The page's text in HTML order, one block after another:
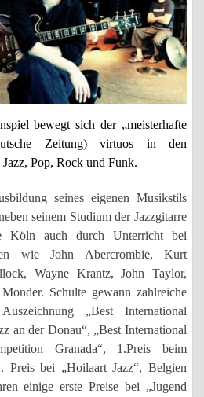
bewegt sich der „meisterhafte
Zeitung) virtuos in den
Pop, Rock und Funk.
seines eigenen Musikstils
seinem Studium der Jazzgitarre
Köln auch durch Unterricht bei
wie John Abercrombie, Kurt
Wayne Krantz, John Taylor,
Schulte gewann zahlreiche
„Best International
an der Donau“, „Best International
Granada“, 1.Preis beim
Preis bei „Hoilaart Jazz“, Belgien
einige erste Preise bei „Jugend